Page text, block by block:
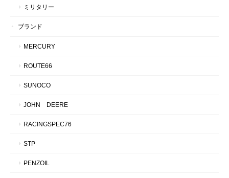
ミリタリー
ブランド
MERCURY
ROUTE66
SUNOCO
JOHN DEERE
RACINGSPEC76
STP
PENZOIL